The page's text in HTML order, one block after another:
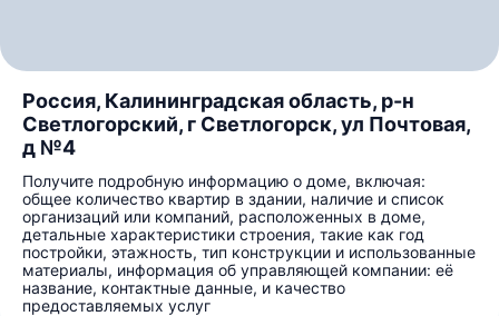
Россия, Калининградская область, р-н
Светлогорский, г Светлогорск, ул Почтовая,
д №4
Получите подробную информацию о доме, включая:
общее количество квартир в здании, наличие и список
организаций или компаний, расположенных в доме,
детальные характеристики строения, такие как год
постройки, этажность, тип конструкции и использованные
материалы, информация об управляющей компании: её
название, контактные данные, и качество
предоставляемых услуг